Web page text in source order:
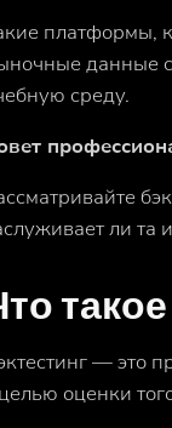
платформы,
данные
среду.
ли та
— это
оценки